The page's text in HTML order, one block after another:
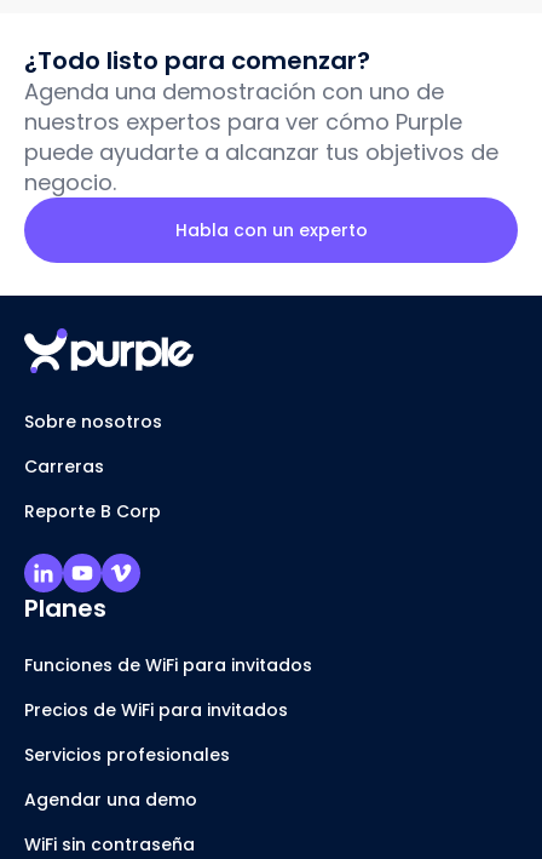
¿Todo listo para comenzar?
Agenda una demostración con uno de
nuestros expertos para ver cómo Purple
puede ayudarte a alcanzar tus objetivos de
negocio.
Habla con un experto
Sobre nosotros
Carreras
Reporte B Corp
Planes
Funciones de WiFi para invitados
Precios de WiFi para invitados
Servicios profesionales
Agendar una demo
WiFi sin contraseña